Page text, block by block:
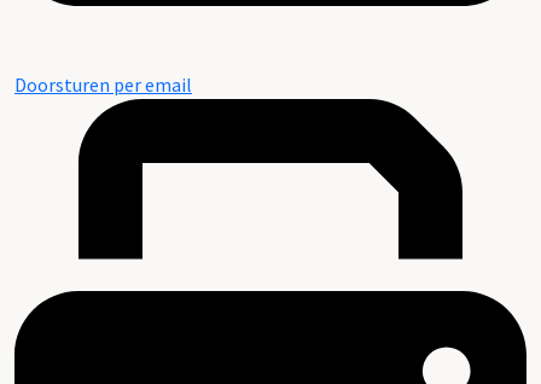
Doorsturen per email